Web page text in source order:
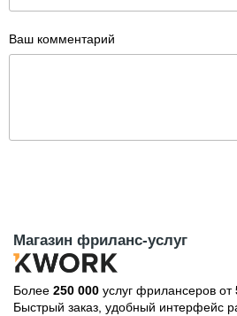
Ваш комментарий
Магазин фриланс-услуг
Более 250 000 услуг фрилансеров от
Быстрый заказ, удобный интерфейс